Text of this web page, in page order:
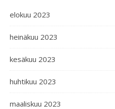
elokuu 2023
heinäkuu 2023
kesäkuu 2023
huhtikuu 2023
maaliskuu 2023